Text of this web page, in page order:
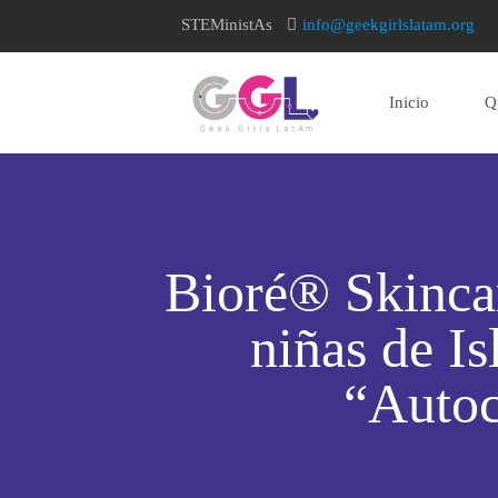
STEMinistAs info@geekgirlslatam.org
Inicio
Bioré®
niñas de